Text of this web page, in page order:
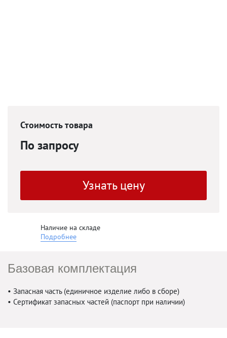
Стоимость товара
По запросу
Узнать цену
Наличие на складе
Подробнее
Базовая комплектация
• Запасная часть (единичное изделие либо в сборе)
• Сертификат запасных частей (паспорт при наличии)